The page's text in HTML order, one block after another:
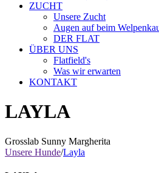
ZUCHT
Unsere Zucht
Augen auf beim
DER FLAT
ÜBER UNS
Flatfield's
Was wir erwarten
KONTAKT
LAYLA
Grosslab Sunny Margherita
Unsere Hunde/Layla